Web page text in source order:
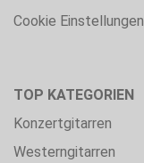
Cookie Einstellungen
TOP KATEGORIEN
Konzertgitarren
Westerngitarren